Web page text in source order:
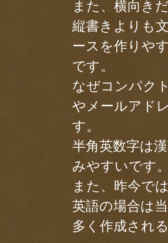
また、横向き
縦書きよりも
ースを作りや
です。
なぜコンパク
やメールアド
す。
半角英数字は
みやすいです
また、昨今で
英語の場合は
多く作成され